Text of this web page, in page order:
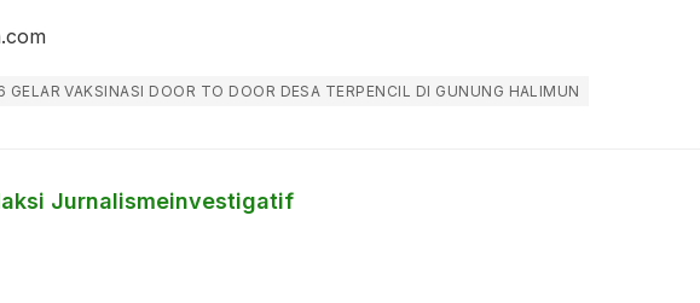
VAKSINASI DOOR TO DOOR DESA TERPENCIL DI GUNUNG HALIMUN
Jurnalismeinvestigatif